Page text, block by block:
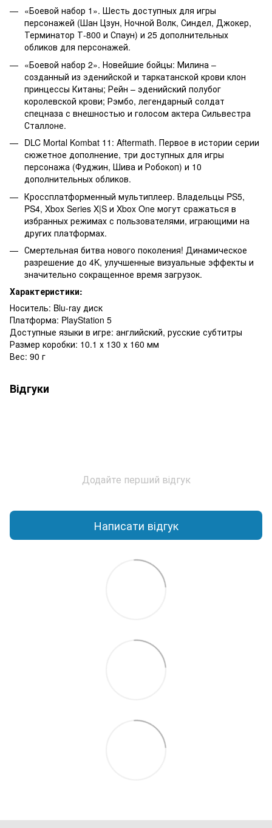
«Боевой набор 1». Шесть доступных для игры
персонажей (Шан Цзун, Ночной Волк, Синдел, Джокер,
Терминатор Т-800 и Спаун) и 25 дополнительных
обликов для персонажей.
«Боевой набор 2». Новейшие бойцы: Милина –
созданный из эденийской и таркатанской крови клон
принцессы Китаны; Рейн – эденийский полубог
королевской крови; Рэмбо, легендарный солдат
спецназа с внешностью и голосом актера Сильвестра
Сталлоне.
DLC Mortal Kombat 11: Aftermath. Первое в истории серии
сюжетное дополнение, три доступных для игры
персонажа (Фуджин, Шива и Робокоп) и 10
дополнительных обликов.
Кроссплатформенный мультиплеер. Владельцы PS5,
PS4, Xbox Series X|S и Xbox One могут сражаться в
избранных режимах с пользователями, играющими на
других платформах.
Смертельная битва нового поколения! Динамическое
разрешение до 4K, улучшенные визуальные эффекты и
значительно сокращенное время загрузок.
Характеристики:
Носитель: Blu-ray диск
Платформа: PlayStation 5
Доступные языки в игре: английский, русские субтитры
Размер коробки: 10.1 х 130 х 160 мм
Вес: 90 г
Відгуки
Додайте перший відгук
Написати відгук